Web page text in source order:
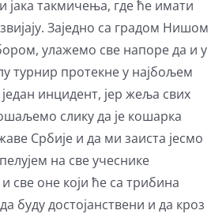
јака такмичења, где ће имати
Заједно са градом Нишом
улажемо све напоре да и у
турнир протекне у најбољем
инцидент, јер жеља свих
слику да је кошарка
Србије и да ми заиста јесмо
на све учеснике
све оне који ће са трибина
буду достојанствени и да кроз